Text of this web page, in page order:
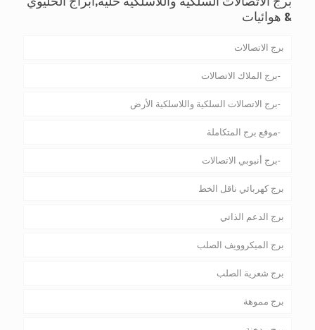
& هوائيات
برج الاتصالات
برج الملاك الاتصالات
برج الاتصالات السلكية واللاسلكية الأرض
موقع برج المتكاملة
برج أنبوبي الاتصالات
برج كهربائي ناقل الخط
برج الدعم الذاتي
برج الميكروويف الصلب
برج شعرية الصلب
برج مموهة